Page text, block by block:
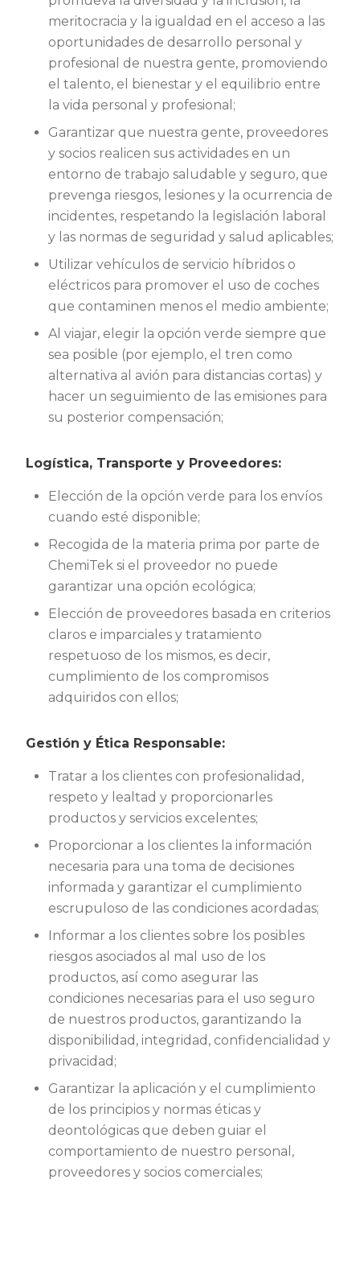
meritocracia y la igualdad en el acceso a las
oportunidades de desarrollo personal y
profesional de nuestra gente, promoviendo
el talento, el bienestar y el equilibrio entre
la vida personal y profesional;
Garantizar que nuestra gente, proveedores
y socios realicen sus actividades en un
entorno de trabajo saludable y seguro, que
prevenga riesgos, lesiones y la ocurrencia de
incidentes, respetando la legislación laboral
y las normas de seguridad y salud aplicables;
Utilizar vehículos de servicio híbridos o
eléctricos para promover el uso de coches
que contaminen menos el medio ambiente;
Al viajar, elegir la opción verde siempre que
sea posible (por ejemplo, el tren como
alternativa al avión para distancias cortas) y
hacer un seguimiento de las emisiones para
su posterior compensación;
Logística, Transporte y Proveedores:
Elección de la opción verde para los envíos
cuando esté disponible;
Recogida de la materia prima por parte de
ChemiTek si el proveedor no puede
garantizar una opción ecológica;
Elección de proveedores basada en criterios
claros e imparciales y tratamiento
respetuoso de los mismos, es decir,
cumplimiento de los compromisos
adquiridos con ellos;
Gestión y Ética Responsable:
Tratar a los clientes con profesionalidad,
respeto y lealtad y proporcionarles
productos y servicios excelentes;
Proporcionar a los clientes la información
necesaria para una toma de decisiones
informada y garantizar el cumplimiento
escrupuloso de las condiciones acordadas;
Informar a los clientes sobre los posibles
riesgos asociados al mal uso de los
productos, así como asegurar las
condiciones necesarias para el uso seguro
de nuestros productos, garantizando la
disponibilidad, integridad, confidencialidad y
privacidad;
Garantizar la aplicación y el cumplimiento
de los principios y normas éticas y
deontológicas que deben guiar el
comportamiento de nuestro personal,
proveedores y socios comerciales;